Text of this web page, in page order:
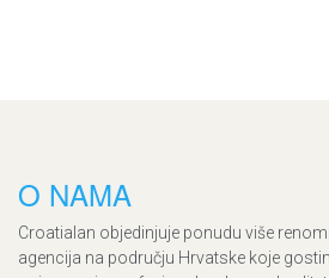
O NAMA
Croatialan objedinjuje ponudu više
agencija na području Hrvatske koje